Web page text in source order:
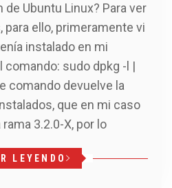
Ubuntu Linux? Para ver
ello, primeramente vi
instalado en mi
sudo dpkg -l |
comando devuelve la
que en mi caso
3.2.0-X, por lo
LEYENDO